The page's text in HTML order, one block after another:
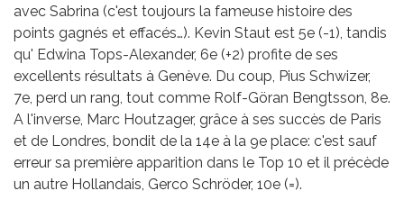
avec Sabrina (c'est toujours la fameuse histoire des
points gagnés et effacés…). Kevin Staut est 5e (-1), tandis
qu' Edwina Tops-Alexander, 6e (+2) profite de ses
excellents résultats à Genève. Du coup, Pius Schwizer,
7e, perd un rang, tout comme Rolf-Göran Bengtsson, 8e.
A l'inverse, Marc Houtzager, grâce à ses succès de Paris
et de Londres, bondit de la 14e à la 9e place: c'est sauf
erreur sa première apparition dans le Top 10 et il précède
un autre Hollandais, Gerco Schröder, 10e (=).